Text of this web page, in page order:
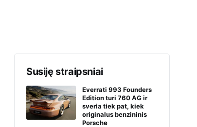
Susiję straipsniai
Everrati 993 Founders
Edition turi 760 AG ir
sveria tiek pat, kiek
originalus benzininis
Porsche